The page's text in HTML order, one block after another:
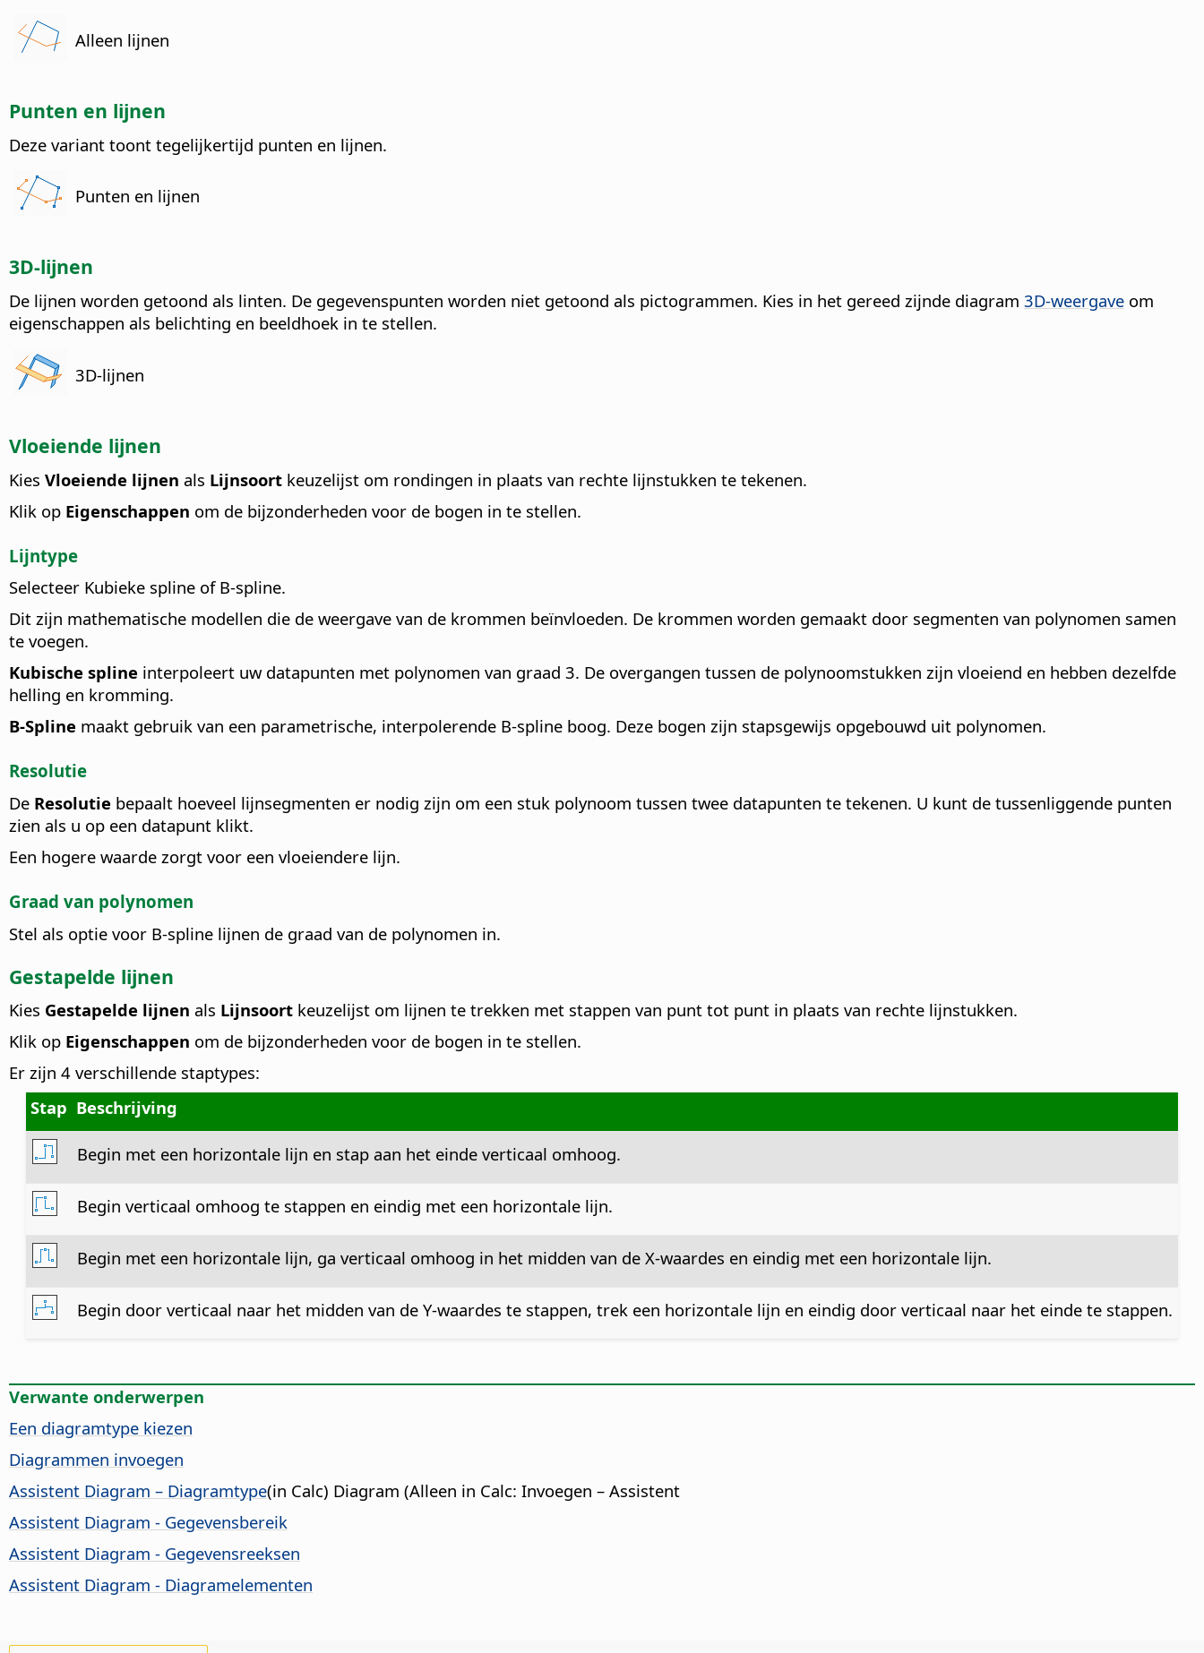
Alleen lijnen
Punten en lijnen
Deze variant toont tegelijkertijd punten en lijnen.
Punten en lijnen
3D-lijnen
De lijnen worden getoond als linten. De gegevenspunten worden niet getoond als pictogrammen. Kies in het gereed zijnde diagram 3D-weergave om
eigenschappen als belichting en beeldhoek in te stellen.
3D-lijnen
Vloeiende lijnen
Kies Vloeiende lijnen als Lijnsoort keuzelijst om rondingen in plaats van rechte lijnstukken te tekenen.
Klik op Eigenschappen om de bijzonderheden voor de bogen in te stellen.
Lijntype
Selecteer Kubieke spline of B-spline.
Dit zijn mathematische modellen die de weergave van de krommen beïnvloeden. De krommen worden gemaakt door segmenten van polynomen samen
te voegen.
Kubische spline interpoleert uw datapunten met polynomen van graad 3. De overgangen tussen de polynoomstukken zijn vloeiend en hebben dezelfde
helling en kromming.
B-Spline maakt gebruik van een parametrische, interpolerende B-spline boog. Deze bogen zijn stapsgewijs opgebouwd uit polynomen.
Resolutie
De Resolutie bepaalt hoeveel lijnsegmenten er nodig zijn om een stuk polynoom tussen twee datapunten te tekenen. U kunt de tussenliggende punten
zien als u op een datapunt klikt.
Een hogere waarde zorgt voor een vloeiendere lijn.
Graad van polynomen
Stel als optie voor B-spline lijnen de graad van de polynomen in.
Gestapelde lijnen
Kies Gestapelde lijnen als Lijnsoort keuzelijst om lijnen te trekken met stappen van punt tot punt in plaats van rechte lijnstukken.
Klik op Eigenschappen om de bijzonderheden voor de bogen in te stellen.
Er zijn 4 verschillende staptypes:
Stap Beschrijving
Begin met een horizontale lijn en stap aan het einde verticaal omhoog.
Begin verticaal omhoog te stappen en eindig met een horizontale lijn.
Begin met een horizontale lijn, ga verticaal omhoog in het midden van de X-waardes en eindig met een horizontale lijn.
Begin door verticaal naar het midden van de Y-waardes te stappen, trek een horizontale lijn en eindig door verticaal naar het einde te stappen.
Verwante onderwerpen
Een diagramtype kiezen
Diagrammen invoegen
Assistent Diagram – Diagramtype(in Calc) Diagram (Alleen in Calc: Invoegen – Assistent
Assistent Diagram - Gegevensbereik
Assistent Diagram - Gegevensreeksen
Assistent Diagram - Diagramelementen